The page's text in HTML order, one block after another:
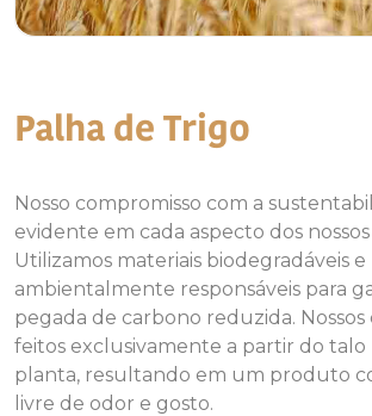
Palha de Trigo
Nosso compromisso com a
evidente em cada aspecto dos
Utilizamos materiais biodegradáveis e
ambientalmente responsáveis para
pegada de carbono reduzida. Nossos
feitos exclusivamente a partir do
planta, resultando em um produto
livre de odor e gosto.